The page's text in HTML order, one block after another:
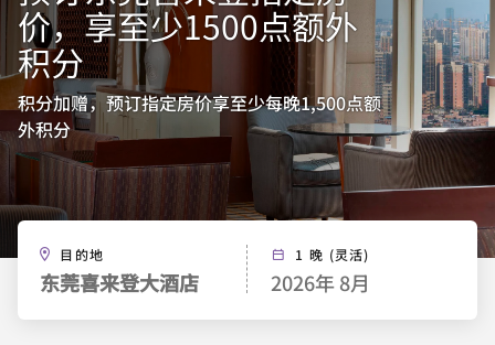
价，享至少1500点额外
积分
积分加赠，预订指定房价享至少每晚1,500点额
外积分
目的地
东莞喜来登大酒店
1 晚 (灵活)
2026年 8月